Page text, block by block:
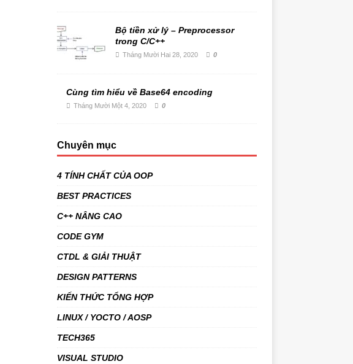
Bộ tiền xử lý – Preprocessor
trong C/C++
Tháng Mười Hai 28, 2020 0
Cùng tìm hiểu về Base64 encoding
Tháng Mười Một 4, 2020 0
Chuyên mục
4 TÍNH CHẤT CỦA OOP
BEST PRACTICES
C++ NÂNG CAO
CODE GYM
CTDL & GIẢI THUẬT
DESIGN PATTERNS
KIẾN THỨC TỔNG HỢP
LINUX / YOCTO / AOSP
TECH365
VISUAL STUDIO